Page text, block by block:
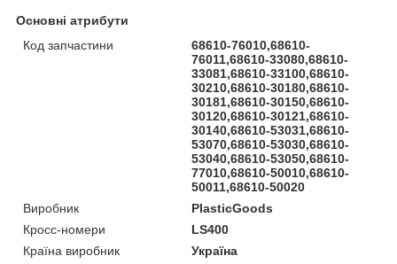
Основні атрибути
Код запчастини
68610-76010,68610-
76011,68610-33080,68610-
33081,68610-33100,68610-
30210,68610-30180,68610-
30181,68610-30150,68610-
30120,68610-30121,68610-
30140,68610-53031,68610-
53070,68610-53030,68610-
53040,68610-53050,68610-
77010,68610-50010,68610-
50011,68610-50020
Виробник
PlasticGoods
Кросс-номери
LS400
Країна виробник
Україна